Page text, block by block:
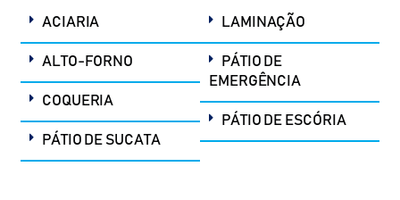
ACIARIA
ALTO-FORNO
COQUERIA
PÁTIO DE SUCATA
LAMINAÇÃO
PÁTIO DE
EMERGÊNCIA
PÁTIO DE ESCÓRIA